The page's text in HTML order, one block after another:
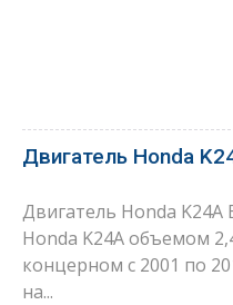
Двигатель Honda
Двигатель Honda
Honda K24A объемом
концерном с 2001 по
на...